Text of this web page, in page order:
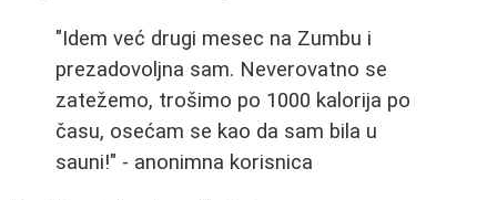
"Idem već drugi mesec na Zumbu i
prezadovoljna sam. Neverovatno se
zatežemo, trošimo po 1000 kalorija po
času, osećam se kao da sam bila u
sauni!" - anonimna korisnica